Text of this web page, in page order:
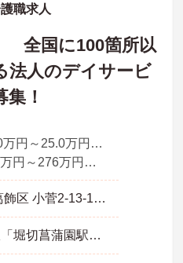
職求人
全国に100箇所以
法人のデイサービ
！
月収 20.0万円～25.0万円程度（諸手当込み）※経験者モデル
年収 216万円～276万円程度（諸手当別途支給）
東京都 葛飾区 小菅2-13-14ドーミー綾瀬Ⅱ1F
京成本線「堀切菖蒲園駅」徒歩10分